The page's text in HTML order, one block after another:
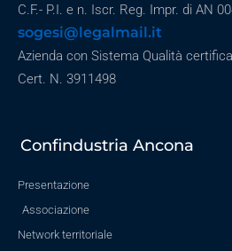
C.F.- P.I. e n. Iscr. Reg. Impr. di AN
sogesi@legalmail.it
Azienda con Sistema Qualità
Cert. N. 3911498
Confindustria Ancona
Presentazione
Associazione
Network territoriale